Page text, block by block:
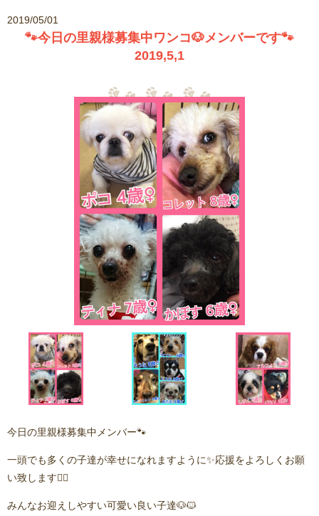
2019/05/01
🐾今日の里親様募集中ワンコ🐶メンバーです🐾
2019,5,1
今日の里親様募集中メンバー🐾
一頭でも多くの子達が幸せになれますように✨応援をよろしくお願
い致します🙇‍♂️
みんなお迎えしやすい可愛い良い子達🐶🐱